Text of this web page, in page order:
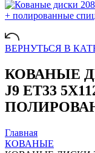
ВЕРНУТЬСЯ В
КОВАНЫЕ
J9 ET33
Главная
КОВАНЫЕ